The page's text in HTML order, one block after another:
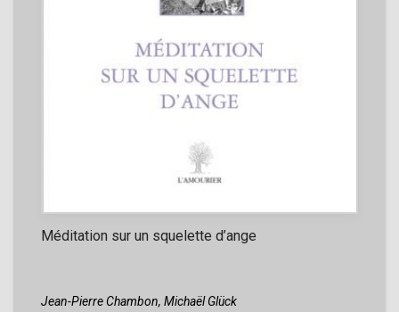
Méditation sur un squelette d’ange
Jean-Pierre Chambon, Michaël Glück